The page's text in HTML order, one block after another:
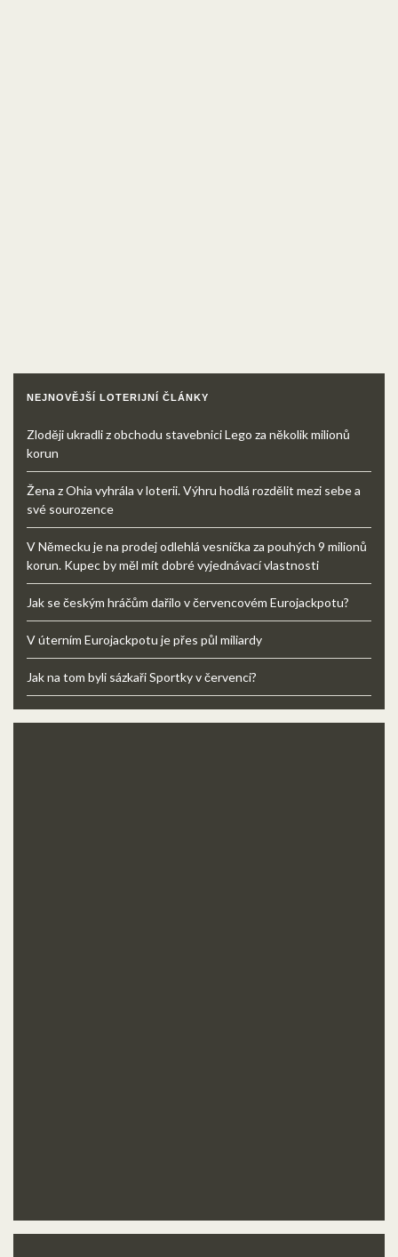
NEJNOVĚJŠÍ LOTERIJNÍ ČLÁNKY
Zloději ukradli z obchodu stavebnici Lego za několik milionů
korun
Žena z Ohia vyhrála v loterii. Výhru hodlá rozdělit mezi sebe a
své sourozence
V Německu je na prodej odlehlá vesnička za pouhých 9 milionů
korun. Kupec by měl mít dobré vyjednávací vlastnosti
Jak se českým hráčům dařilo v červencovém Eurojackpotu?
V úterním Eurojackpotu je přes půl miliardy
Jak na tom byli sázkaři Sportky v červenci?